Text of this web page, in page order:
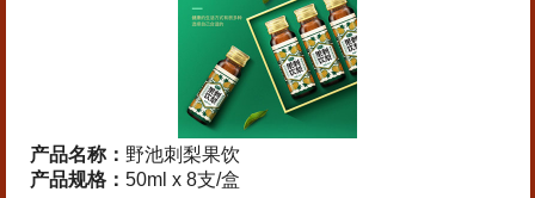
产品名称： 野池刺梨果饮
产品规格： 50ml x 8支/盒